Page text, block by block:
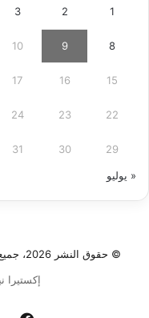
1
2
3
8
9
10
15
16
17
22
23
24
29
30
31
« يوليو
© حقوق النشر 2026، جميع الحقوق محفوظة |
إكستيرا